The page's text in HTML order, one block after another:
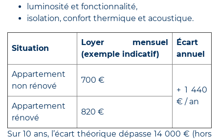
luminosité et fonctionnalité,
isolation, confort thermique et acoustique.
Situation
Loyer mensuel
(exemple indicatif)
Écart
annuel
Appartement
non rénové
700 €
+ 1 440
€ / an
Appartement
rénové
820 €
Sur 10 ans, l’écart théorique dépasse 14 000 € (hors